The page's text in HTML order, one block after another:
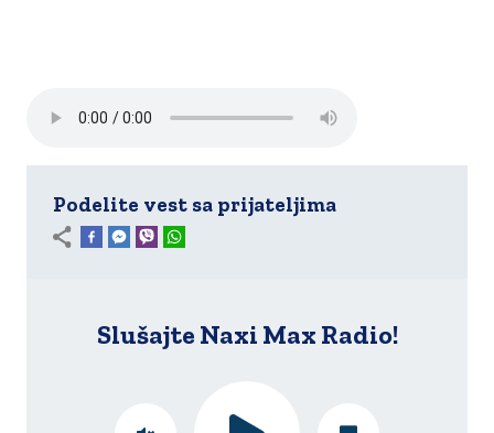
Podelite vest sa prijateljima
Slušajte Naxi Max Radio!